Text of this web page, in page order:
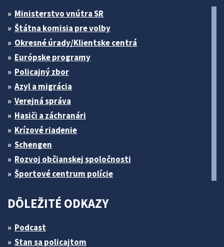
Ministerstvo vnútra SR
Štátna komisia pre volby
Okresné úrady/Klientske centrá
Európske programy
Policajný zbor
Azyl a migrácia
Verejná správa
Hasiči a záchranári
Krízové riadenie
Schengen
Rozvoj občianskej spoločnosti
Športové centrum polície
DÔLEŽITÉ ODKAZY
Podcast
Stan sa policajtom